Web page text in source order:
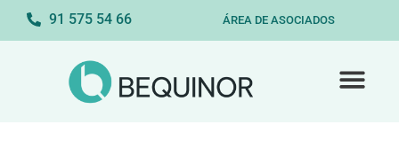
91 575 54 66 ÁREA DE ASOCIADOS